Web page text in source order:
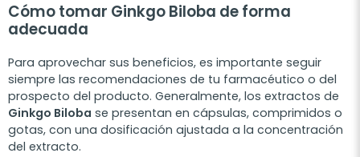
Cómo tomar Ginkgo Biloba de forma
adecuada
Para aprovechar sus beneficios, es importante seguir
siempre las recomendaciones de tu farmacéutico o del
prospecto del producto. Generalmente, los extractos de
Ginkgo Biloba se presentan en cápsulas, comprimidos o
gotas, con una dosificación ajustada a la concentración
del extracto.